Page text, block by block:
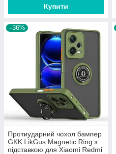
Купити
–36%
Протиударний чохол бампер
GKK LikGus Magnetic Ring з
підставкою для Xiaomi Redmi